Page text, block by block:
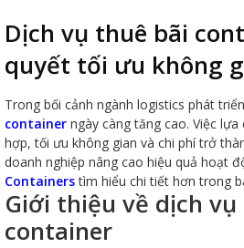
Dịch vụ thuê bãi
quyết tối ưu không
Trong bối cảnh ngành logistics phát
container ngày càng tăng cao. Việc
hợp, tối ưu không gian và chi phí trở
doanh nghiệp nâng cao hiệu quả hoạt
Containers tìm hiểu chi tiết hơn trong
Giới thiệu về dịch
container